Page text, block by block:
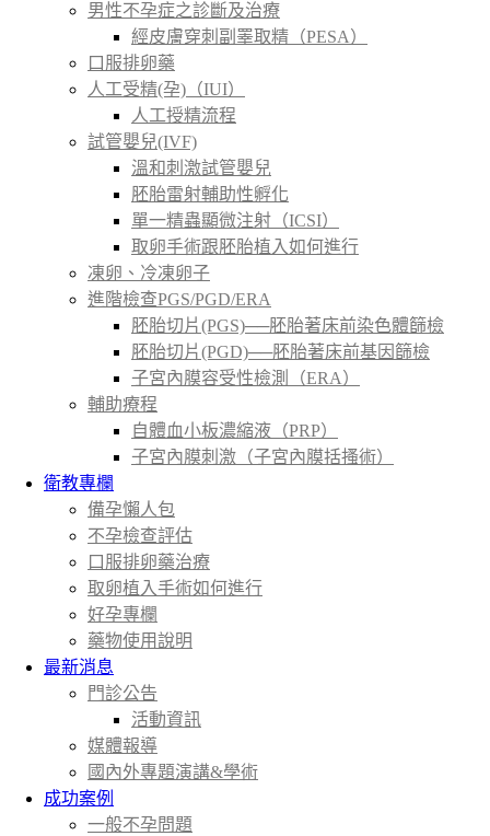
男性不孕症之診斷及治療
經皮膚穿刺副睪取精（PESA）
口服排卵藥
人工受精(孕)（IUI）
人工授精流程
試管嬰兒(IVF)
溫和刺激試管嬰兒
胚胎雷射輔助性孵化
單一精蟲顯微注射（ICSI）
取卵手術跟胚胎植入如何進行
凍卵、冷凍卵子
進階檢查PGS/PGD/ERA
胚胎切片(PGS)──胚胎著床前染色體篩檢
胚胎切片(PGD)──胚胎著床前基因篩檢
子宮內膜容受性檢測（ERA）
輔助療程
自體血小板濃縮液（PRP）
子宮內膜刺激（子宮內膜括搔術）
衛教專欄
備孕懶人包
不孕檢查評估
口服排卵藥治療
取卵植入手術如何進行
好孕專欄
藥物使用說明
最新消息
門診公告
活動資訊
媒體報導
國內外專題演講&學術
成功案例
一般不孕問題